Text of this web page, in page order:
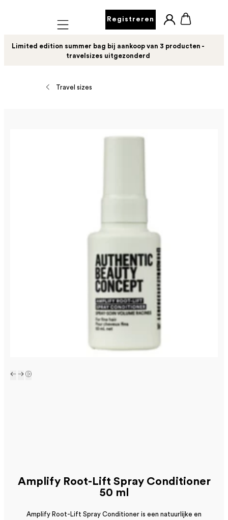
Mobile navigation
Registreren
Limited edition summer bag bij aankoop van 3 producten -
travelsizes uitgezonderd
Travel sizes
Amplify Root-Lift Spray Conditioner
50 ml
Amplify Root-Lift Spray Conditioner is een natuurlijke en